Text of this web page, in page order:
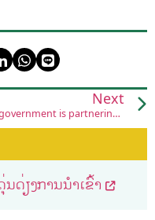
Next
The government is partnering with China’s Zoomlion​ to create a standardised system of agricultural
ດ່ຽງການນໍາເຂົ້າ